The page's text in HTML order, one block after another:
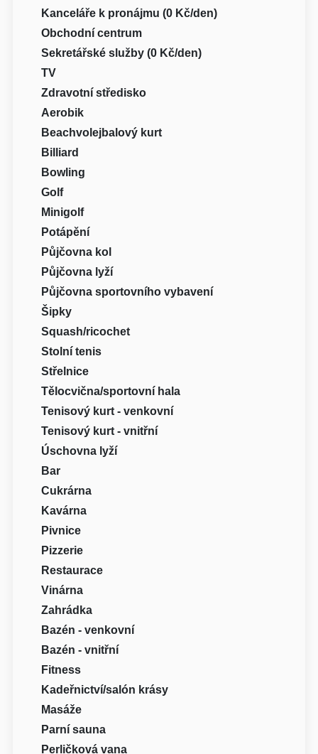
Kanceláře k pronájmu (0 Kč/den)
Obchodní centrum
Sekretářské služby (0 Kč/den)
TV
Zdravotní středisko
Aerobik
Beachvolejbalový kurt
Billiard
Bowling
Golf
Minigolf
Potápění
Půjčovna kol
Půjčovna lyží
Půjčovna sportovního vybavení
Šipky
Squash/ricochet
Stolní tenis
Střelnice
Tělocvična/sportovní hala
Tenisový kurt - venkovní
Tenisový kurt - vnitřní
Úschovna lyží
Bar
Cukrárna
Kavárna
Pivnice
Pizzerie
Restaurace
Vinárna
Zahrádka
Bazén - venkovní
Bazén - vnitřní
Fitness
Kadeřnictví/salón krásy
Masáže
Parní sauna
Perličková vana